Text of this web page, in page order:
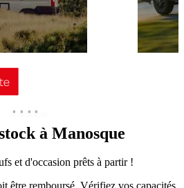
à Manosque
et d'occasion prêts à partir !